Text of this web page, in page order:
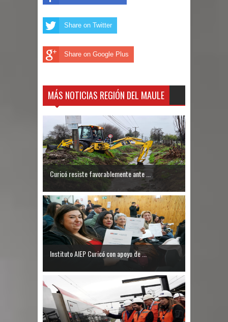
Share on Twitter
Share on Google Plus
MÁS NOTICIAS REGIÓN DEL MAULE
Curicó resiste favorablemente ante ...
Instituto AIEP Curicó con apoyo de ...